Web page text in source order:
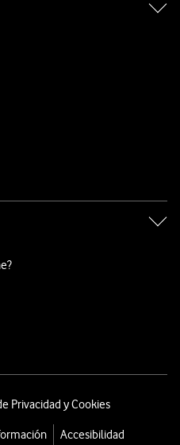
Privacidad y Cookies
Accesibilidad